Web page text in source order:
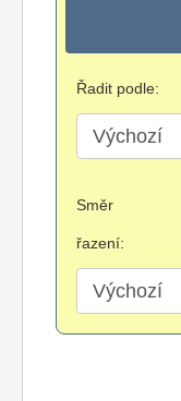
Řadit podle:
Směr
řazení: